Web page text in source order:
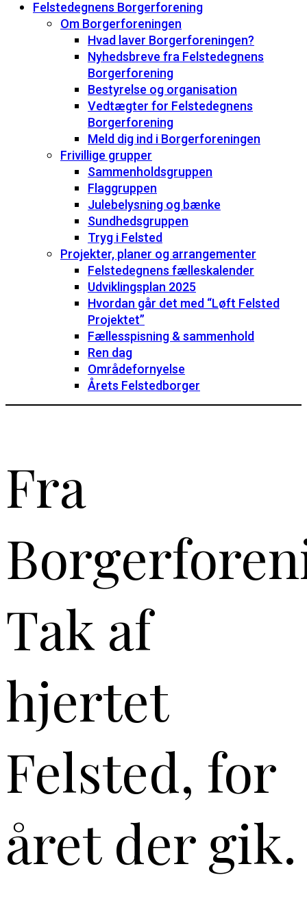
Felstedegnens Borgerforening
Om Borgerforeningen
Hvad laver Borgerforeningen?
Nyhedsbreve fra Felstedegnens
Borgerforening
Bestyrelse og organisation
Vedtægter for Felstedegnens
Borgerforening
Meld dig ind i Borgerforeningen
Frivillige grupper
Sammenholdsgruppen
Flaggruppen
Julebelysning og bænke
Sundhedsgruppen
Tryg i Felsted
Projekter, planer og arrangementer
Felstedegnens fælleskalender
Udviklingsplan 2025
Hvordan går det med “Løft Felsted
Projektet”
Fællesspisning & sammenhold
Ren dag
Områdefornyelse
Årets Felstedborger
Fra
Tak af
hjertet
Felsted, for
året der gik.